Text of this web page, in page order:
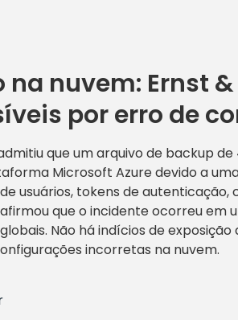
nuvem: Ernst &
por erro de
que um arquivo de backup
Microsoft Azure devido a
usuários, tokens de autenticação,
que o incidente ocorreu em
Não há indícios de
incorretas na nuvem.